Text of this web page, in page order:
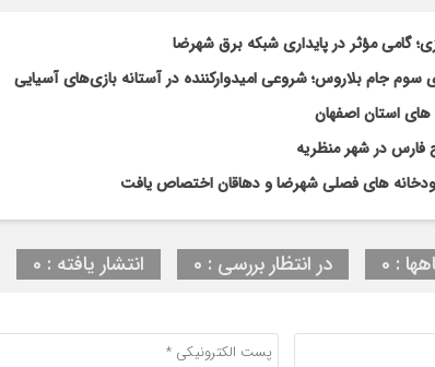
گامی مؤثر در پایداری شبکه برق شهرضا
جام بلاروس؛ شروعی امیدوارکننده در آستانه بازی‌های آسیایی
های استان اصفهان
فارس در شهر منظریه
: 0 در انتظار بررسی : 0 انتشار یافته : 0